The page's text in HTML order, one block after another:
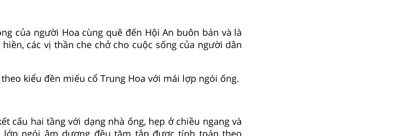
của người Hoa cùng quê đến Hội An buôn bán và là
các vị thần che chở cho cuộc sống của người dân
kiểu đền miếu cổ Trung Hoa với mái lợp ngói ống.
cấu hai tầng với dạng nhà ống, hẹp ở chiều ngang và